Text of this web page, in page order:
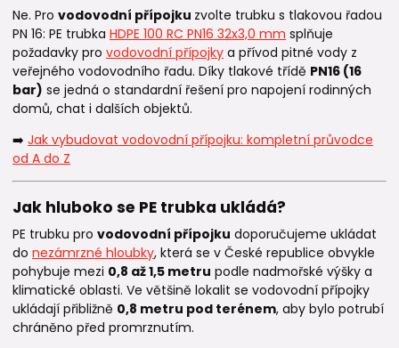
Ne. Pro vodovodní přípojku zvolte trubku s tlakovou řadou
PN 16: PE trubka HDPE 100 RC PN16 32x3,0 mm splňuje
požadavky pro vodovodní přípojky a přívod pitné vody z
veřejného vodovodního řadu. Díky tlakové třídě PN16 (16
bar) se jedná o standardní řešení pro napojení rodinných
domů, chat i dalších objektů.
➡️ Jak vybudovat vodovodní přípojku: kompletní průvodce
od A do Z
Jak hluboko se PE trubka ukládá?
PE trubku pro vodovodní přípojku doporučujeme ukládat
do nezámrzné hloubky, která se v České republice obvykle
pohybuje mezi 0,8 až 1,5 metru podle nadmořské výšky a
klimatické oblasti. Ve většině lokalit se vodovodní přípojky
ukládají přibližně 0,8 metru pod terénem, aby bylo potrubí
chráněno před promrznutím.